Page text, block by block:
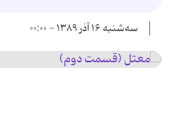
سه‌شنبه ۱۶ آذر ۱۳۸۹ - ۰۰:۰۰